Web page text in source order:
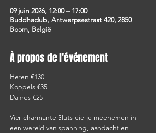
09 juin 2026, 12:00 – 17:00
Buddhaclub, Antwerpsestraat 420, 2850
Boom, België
À propos de l'événement
Heren €130
Koppels €35
Dames €25
Vier charmante Sluts die je meenemen in
een wereld van spanning, aandacht en